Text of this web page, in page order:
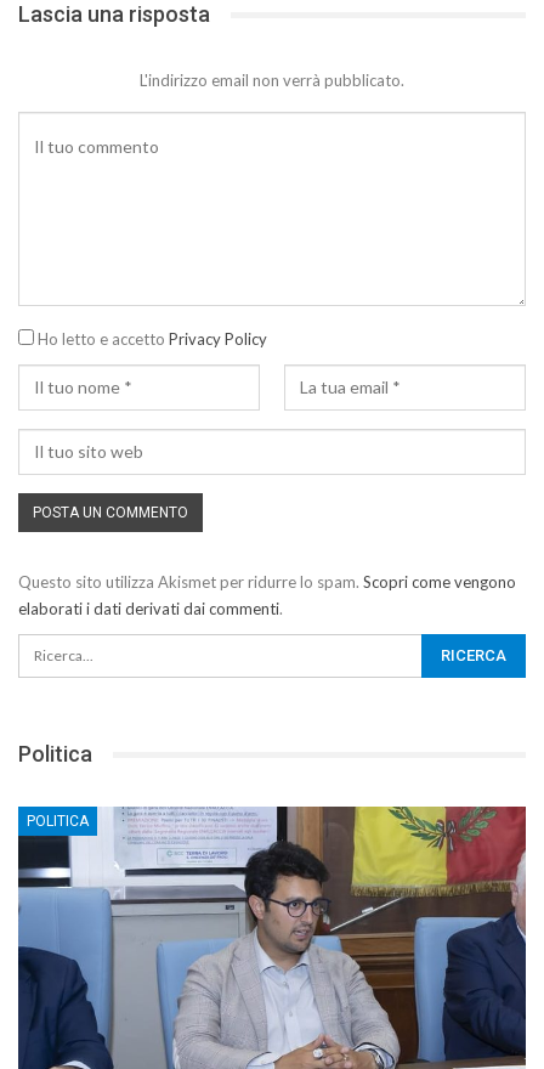
Lascia una risposta
L'indirizzo email non verrà pubblicato.
Ho letto e accetto Privacy Policy
Questo sito utilizza Akismet per ridurre lo spam. Scopri come vengono
elaborati i dati derivati dai commenti.
Politica
POLITICA